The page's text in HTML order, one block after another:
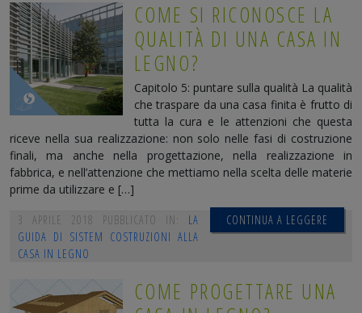
COME SI RICONOSCE LA
QUALITÀ DI UNA CASA IN
LEGNO?
Capitolo 5: puntare sulla qualità La qualità
che traspare da una casa finita è frutto di
tutta la cura e le attenzioni che questa
riceve nella sua realizzazione: non solo nelle fasi di costruzione
finali, ma anche nella progettazione, nella realizzazione in
fabbrica, e nell’attenzione che mettiamo nella scelta delle materie
prime da utilizzare e […]
CONTINUA A LEGGERE
3 APRILE 2018 PUBBLICATO IN: LA
GUIDA DI SISTEM COSTRUZIONI ALLA
CASA IN LEGNO
COME PROGETTARE UNA